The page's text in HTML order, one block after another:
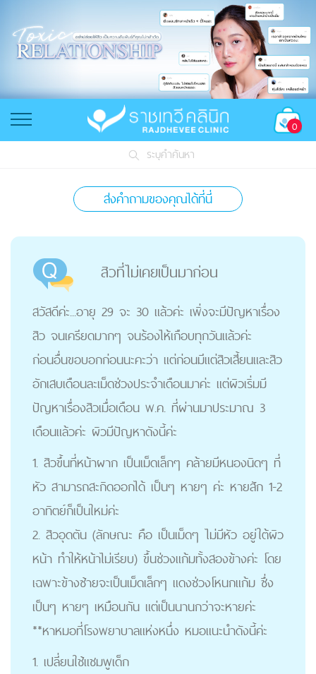
0
ระบุคำค้นหา
ส่งคำถามของคุณได้ที่นี่
สิวที่ไม่เคยเป็นมาก่อน
สวัสดีค่ะ...อายุ 29 จะ 30 แล้วค่ะ เพิ่งจะมีปัญหาเรื่อง
สิว จนเครียดมากๆ จนร้องไห้เกือบทุกวันแล้วค่ะ
ก่อนอื่นขอบอกก่อนนะคะว่า แต่ก่อนมีแต่สิวเสี้ยนและสิว
อักเสบเดือนละเม็ดช่วงประจำเดือนมาค่ะ แต่ผิวเริ่มมี
ปัญหาเรื่องสิวเมื่อเดือน พ.ค. ที่ผ่านมาประมาณ 3
เดือนแล้วค่ะ ผิวมีปัญหาดังนี้ค่ะ
1. สิวขึ้นที่หน้าผาก เป็นเม็ดเล็กๆ คล้ายมีหนองนิดๆ ที่
หัว สามารถสะกิดออกได้ เป็นๆ หายๆ ค่ะ หายสัก 1-2
อาทิตย์ก็เป็นใหม่ค่ะ
2. สิวอุดตัน (ลักษณะ คือ เป็นเม็ดๆ ไม่มีหัว อยู่ใต้ผิว
หน้า ทำให้หน้าไม่เรียบ) ขึ้นช่วงแก้มทั้งสองข้างค่ะ โดย
เฉพาะข้างซ้ายจะเป็นเม็ดเล็กๆ แดงช่วงโหนกแก้ม ซึ่ง
เป็นๆ หายๆ เหมือนกัน แต่เป็นนานกว่าจะหายค่ะ
**หาหมอที่โรงพยาบาลแห่งหนึ่ง หมอแนะนำดังนี้ค่ะ
1. เปลี่ยนใช้แชมพูเด็ก